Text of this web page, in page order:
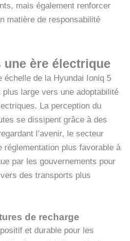
mais également renforcer
matière de responsabilité
ère électrique
échelle de la Hyundai Ioniq 5
large vers une adoptabilité
La perception du
se dissipent grâce à des
l’avenir, le secteur
réglementation plus favorable à
par les gouvernements pour
des transports plus
de recharge
et durable pour les